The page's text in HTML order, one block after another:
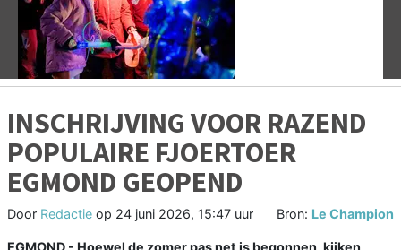
Vorige
INSCHRIJVING VOOR RAZEND
POPULAIRE FJOERTOER
EGMOND GEOPEND
Door Redactie op 24 juni 2026, 15:47 uur Bron: Le Champion
EGMOND - Hoewel de zomer pas net is begonnen, kijken